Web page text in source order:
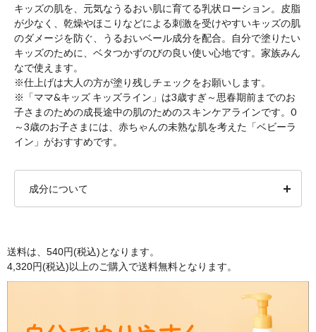
キッズの肌を、元気なうるおい肌に育てる乳状ローション。皮脂
が少なく、乾燥やほこりなどによる刺激を受けやすいキッズの肌
のダメージを防ぐ、うるおいベール成分を配合。自分で塗りたい
キッズのために、ベタつかずのびの良い使い心地です。家族みん
なで使えます。
※仕上げは大人の方が塗り残しチェックをお願いします。
※「ママ&キッズ キッズライン」は3歳すぎ～思春期前までのお
子さまのための成長途中の肌のためのスキンケアラインです。0
～3歳のお子さまには、赤ちゃんの未熟な肌を考えた「ベビーラ
イン」がおすすめです。
成分について